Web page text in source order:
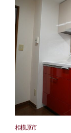
相模原市